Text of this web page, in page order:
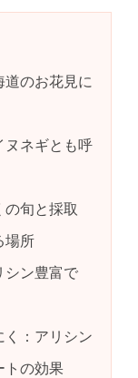
のお花見に
ヌネギとも呼
の旬と採取
場所
シン豊富で
く：アリシン
トの効果